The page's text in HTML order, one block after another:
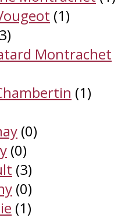
(1)
Montrachet
(1)
(0)
(0)
(3)
(0)
(1)